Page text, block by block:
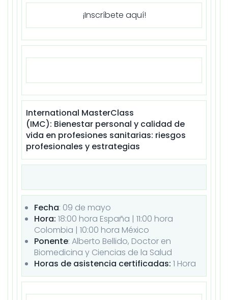
¡Inscríbete aquí!
International MasterClass
(IMC): Bienestar personal y calidad de
vida en profesiones sanitarias: riesgos
profesionales y estrategias
Fecha: 09 de mayo
Hora: 18:00 hora España | 11:00 hora
Colombia | 10:00 hora México
Ponente: Alberto Bellido, Doctor en
Biomedicina y Ciencias de la Salud
Horas de asistencia certificadas: 1 Hora